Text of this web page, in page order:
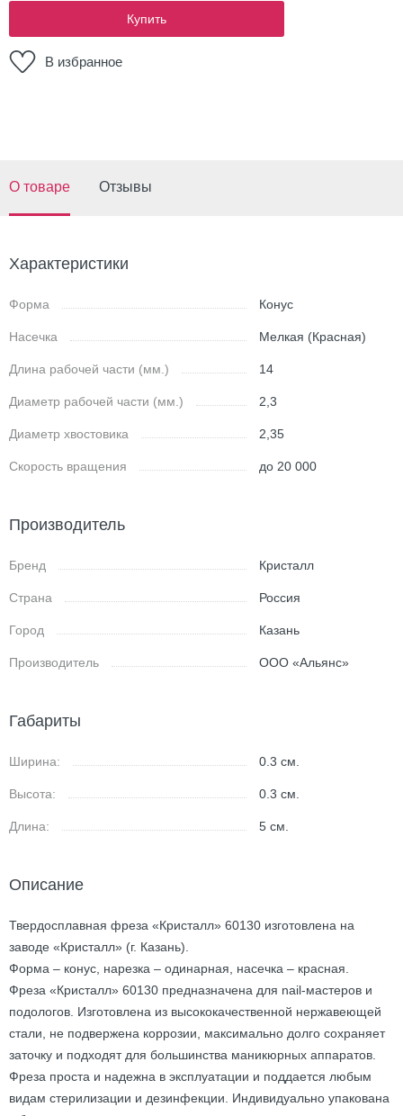
Купить
В избранное
О товаре Отзывы
Характеристики
Форма Конус
Насечка Мелкая (Красная)
Длина рабочей части (мм.) 14
Диаметр рабочей части (мм.) 2,3
Диаметр хвостовика 2,35
Скорость вращения до 20 000
Производитель
Бренд Кристалл
Страна Россия
Город Казань
Производитель ООО «Альянс»
Габариты
Ширина: 0.3см.
Высота: 0.3см.
Длина: 5см.
Описание
Твердосплавная фреза «Кристалл» 60130 изготовлена на
заводе «Кристалл» (г. Казань).
Форма – конус, нарезка – одинарная, насечка – красная.
Фреза «Кристалл» 60130 предназначена для nail-мастеров и
подологов. Изготовлена из высококачественной нержавеющей
стали, не подвержена коррозии, максимально долго сохраняет
заточку и подходят для большинства маникюрных аппаратов.
Фреза проста и надежна в эксплуатации и поддается любым
видам стерилизации и дезинфекции. Индивидуально упакована